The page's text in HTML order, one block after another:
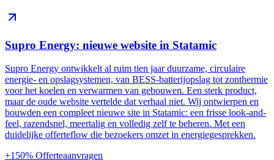
Supro Energy: nieuwe website in Statamic
Supro Energy ontwikkelt al ruim tien jaar duurzame, circulaire
energie- en opslagsystemen, van BESS-batterijopslag tot zonthermie
voor het koelen en verwarmen van gebouwen. Een sterk product,
maar de oude website vertelde dat verhaal niet. Wij ontwierpen en
bouwden een compleet nieuwe site in Statamic: een frisse look-and-
feel, razendsnel, meertalig en volledig zelf te beheren. Met een
duidelijke offerteflow die bezoekers omzet in energiegesprekken.
+150% Offerteaanvragen